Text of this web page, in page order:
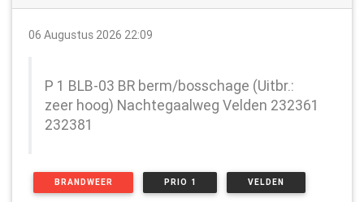
06 Augustus 2026 22:09
P 1 BLB-03 BR berm/bosschage (Uitbr.:
zeer hoog) Nachtegaalweg Velden 232361
232381
BRANDWEER PRIO 1 VELDEN